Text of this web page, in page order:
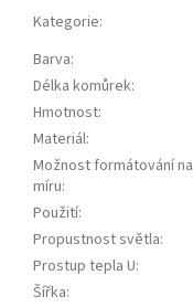
Kategorie:
Barva:
Délka komůrek:
Hmotnost:
Materiál:
Možnost formátování na
míru:
Použití:
Propustnost světla:
Prostup tepla U:
Šířka: